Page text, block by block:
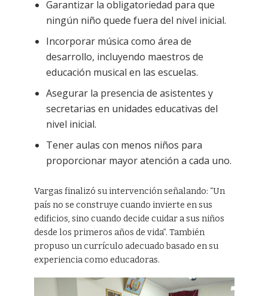
Garantizar la obligatoriedad para que
ningún niño quede fuera del nivel inicial.
Incorporar música como área de
desarrollo, incluyendo maestros de
educación musical en las escuelas.
Asegurar la presencia de asistentes y
secretarias en unidades educativas del
nivel inicial.
Tener aulas con menos niños para
proporcionar mayor atención a cada uno.
Vargas finalizó su intervención señalando: “Un
país no se construye cuando invierte en sus
edificios, sino cuando decide cuidar a sus niños
desde los primeros años de vida”. También
propuso un currículo adecuado basado en su
experiencia como educadoras.